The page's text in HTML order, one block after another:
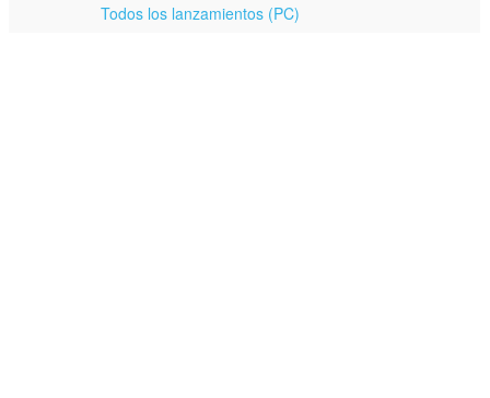
Todos los lanzamientos (PC)